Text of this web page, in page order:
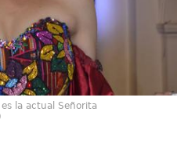
la actual Señorita